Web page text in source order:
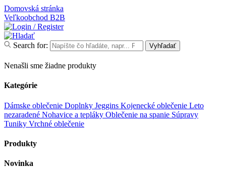
Domovská stránka
Veľkoobchod B2B
Search for: Vyhľadať
Nenašli sme žiadne produkty
Kategórie
Dámske oblečenie Doplnky Jeggins Kojenecké oblečenie Leto
nezaradené Nohavice a tepláky Oblečenie na spanie Súpravy
Tuniky Vrchné oblečenie
Produkty
Novinka